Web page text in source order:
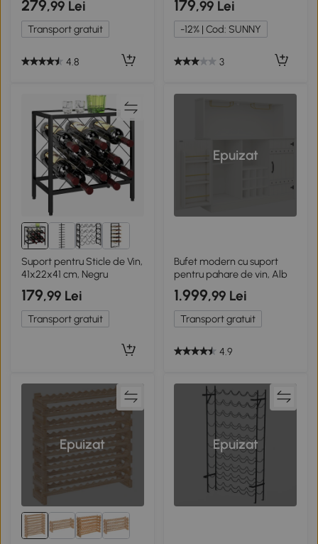
279,99 Lei
Transport gratuit
4.8
179,99 Lei
-12% | Cod: SUNNY
3
Suport pentru Sticle de Vin,
41x22x41 cm, Negru
179,99 Lei
Transport gratuit
Epuizat
Bufet modern cu suport
pentru pahare de vin, Alb
1.999,99 Lei
Transport gratuit
4.9
Epuizat Epuizat